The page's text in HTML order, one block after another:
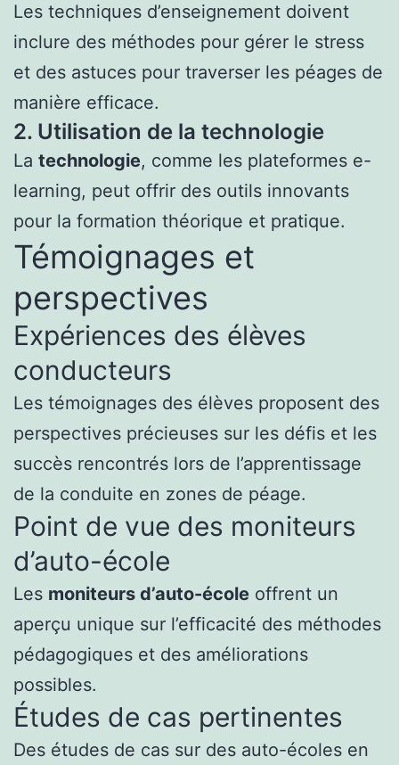
Les techniques d’enseignement doivent
inclure des méthodes pour gérer le stress
et des astuces pour traverser les péages de
manière efficace.
2. Utilisation de la technologie
La technologie, comme les plateformes e-
learning, peut offrir des outils innovants
pour la formation théorique et pratique.
Témoignages et
perspectives
Expériences des élèves
conducteurs
Les témoignages des élèves proposent des
perspectives précieuses sur les défis et les
succès rencontrés lors de l’apprentissage
de la conduite en zones de péage.
Point de vue des moniteurs
d’auto-école
Les moniteurs d’auto-école offrent un
aperçu unique sur l’efficacité des méthodes
pédagogiques et des améliorations
possibles.
Études de cas pertinentes
Des études de cas sur des auto-écoles en